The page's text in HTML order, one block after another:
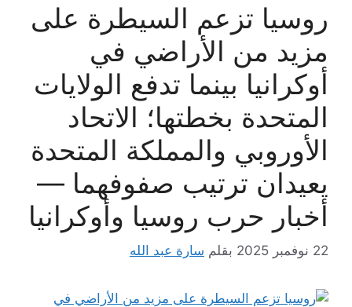
روسيا تزعم السيطرة على
مزيد من الأراضي في
أوكرانيا بينما تدفع الولايات
المتحدة بخطتها؛ الاتحاد
الأوروبي والمملكة المتحدة
يعيدان ترتيب صفوفهما —
أخبار حرب روسيا وأوكرانيا
22 نوفمبر 2025 بقلم سارة عبد الله